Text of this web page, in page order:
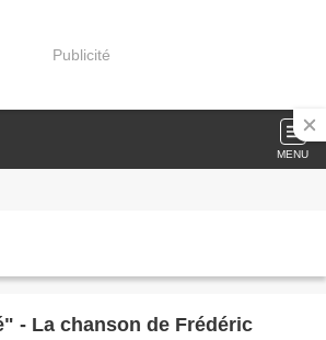
Publicité
MENU
- La chanson de Frédéric